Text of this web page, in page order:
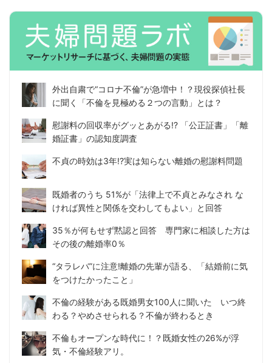
外出自粛で“コロナ不倫”が急増中！？現役探偵社長
に聞く「不倫を見極める２つの言動」とは？
慰謝料の回収率がグッとあがる!? 「公正証書」「離
婚証書」の認知度調査
不貞の時効は3年!?実は知らない離婚の慰謝料問題
既婚者のうち 51%が「法律上で不貞とみなされ な
ければ異性と関係を交わしてもよい」と回答
35％が何もせず黙認と回答 専門家に相談した方は
その後の離婚率0％
“タラレバ”に注意!離婚の先輩が語る、「結婚前に気
をつけたかったこと」
不倫の経験がある既婚男女100人に聞いた いつ終
わる？やめさせられる？不倫が終わるとき
不倫もオープンな時代に！？既婚女性の26%が浮
気・不倫経験アリ。